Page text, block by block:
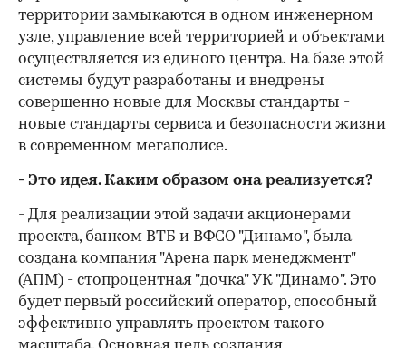
территории замыкаются в одном инженерном
узле, управление всей территорией и объектами
осуществляется из единого центра. На базе этой
системы будут разработаны и внедрены
совершенно новые для Москвы стандарты -
новые стандарты сервиса и безопасности жизни
в современном мегаполисе.
- Это идея. Каким образом она реализуется?
- Для реализации этой задачи акционерами
проекта, банком ВТБ и ВФСО "Динамо", была
создана компания "Арена парк менеджмент"
(АПМ) - стопроцентная "дочка" УК "Динамо". Это
будет первый российский оператор, способный
эффективно управлять проектом такого